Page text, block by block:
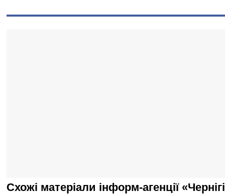
Схожі матеріали інформ-агенції